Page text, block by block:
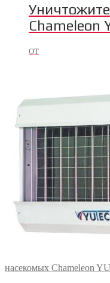
Chameleon
ОТ
насекомых Chameleon